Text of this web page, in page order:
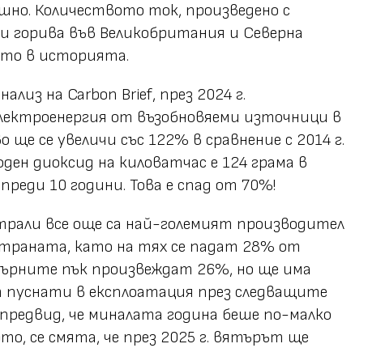
Количеството ток, произведено с
горива във Великобритания и Северна
в историята.
на Carbon Brief, през 2024 г.
от възобновяеми източници в
се увеличи със 122% в сравнение с 2014 г.
диоксид на киловатчас е 124 грама в
10 години. Това е спад от 70%!
все още са най-големият производител
като на тях се падат 28% от
пък произвеждат 26%, но ще има
в експлоатация през следващите
че миналата година беше по-малко
се смята, че през 2025 г. вятърът ще